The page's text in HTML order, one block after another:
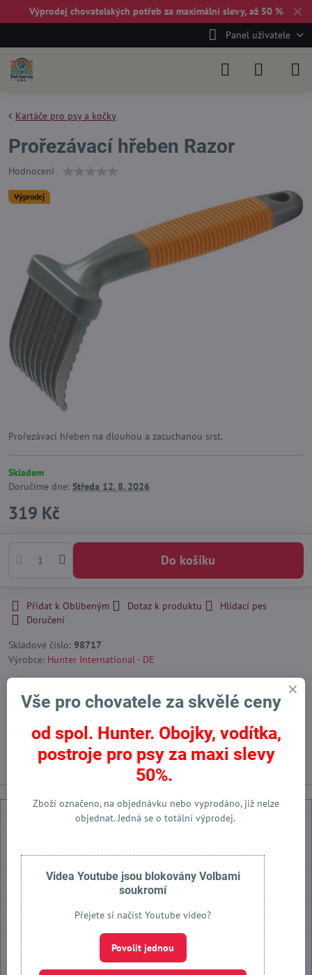
✕
Výprodej chovatelských potřeb za maximální slevy, až 50 %
Panel uživatele
Výprodej
Kartáče pro psy a kočky
Prořezávací hřeben Razor
Hodnocení
Prořezávací hřeben na dlouhou a zacuchanou srst.
Skladem
Doručíme dne: Středa 12. 8. 2026
319 Kč
Do košíku
Přidat k Oblíbeným Dotaz k produktu
Hlídací pes
Doručení
Skladové číslo: 98717
Výrobce: Hunter International - DE
FacebookTwitterBlueskyPinterestReddit LinkedInWhatsApp
E-
Předchozí produkt Následující produkt
Externí obsah je blokován Volbami soukromí
Přejete si načíst externí obsah?
Povolit jednou
Povolit a zapamatovat - souhlas s druhem cookie: Funkční
Vše pro chovatele za skvělé ceny
od spol. Hunter. Obojky, vodítka,
postroje pro psy za maxi slevy
50%.
Zboží označeno, na objednávku nebo vyprodáno, již nelze
objednat. Jedná se o totální výprodej.
Videa Youtube jsou blokovány Volbami
soukromí
Přejete si načíst Youtube video?
Povolit jednou